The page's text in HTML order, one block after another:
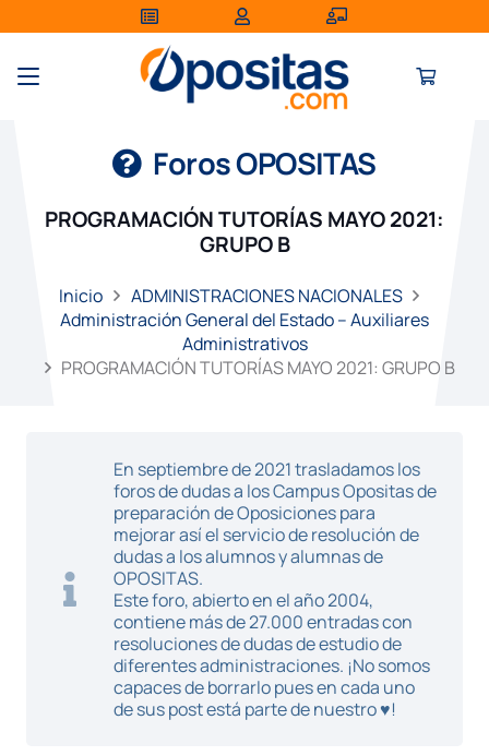
Foros OPOSITAS
PROGRAMACIÓN TUTORÍAS MAYO 2021:
GRUPO B
Inicio
ADMINISTRACIONES NACIONALES
Administración General del Estado – Auxiliares
Administrativos
PROGRAMACIÓN TUTORÍAS MAYO 2021: GRUPO B
En septiembre de 2021 trasladamos los
foros de dudas a los Campus Opositas de
preparación de Oposiciones para
mejorar así el servicio de resolución de
dudas a los alumnos y alumnas de
OPOSITAS.
Este foro, abierto en el año 2004,
contiene más de 27.000 entradas con
resoluciones de dudas de estudio de
diferentes administraciones. ¡No somos
capaces de borrarlo pues en cada uno
de sus post está parte de nuestro ♥!